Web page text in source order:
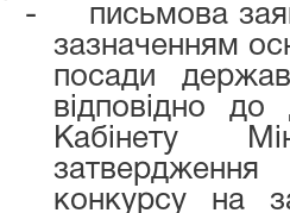
-
письмова
зазначенням
посади
відповідно
Кабінету
конкурсу на